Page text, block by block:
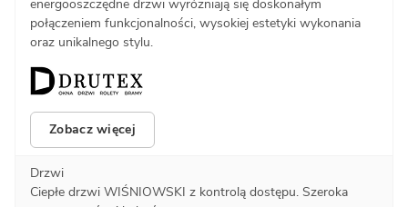
energooszczędne drzwi wyróżniają się doskonałym
połączeniem funkcjonalności, wysokiej estetyki wykonania
oraz unikalnego stylu.
Zobacz więcej
Drzwi
Ciepłe drzwi WIŚNIOWSKI z kontrolą dostępu. Szeroka